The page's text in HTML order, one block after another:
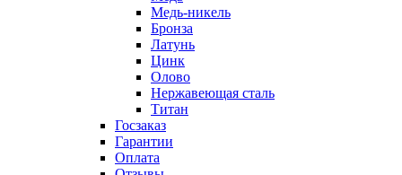
Медь-никель
Бронза
Латунь
Цинк
Олово
Нержавеющая сталь
Титан
Госзаказ
Гарантии
Оплата